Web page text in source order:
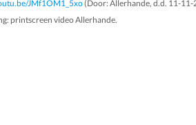
JMf1OM1_5xo(Door: Allerhande, d.d. 11-
printscreen video Allerhande.